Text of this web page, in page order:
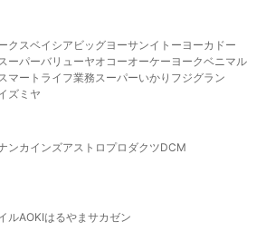
クスベイシア ビッグヨーサンイトーヨーカドー
ーパーバリューヤオコーオーケー ヨークベニマル
マート ライフ業務スーパーいかり フジグラン
ズミヤ
ンカインズアストロプロダクツDCM
ルAOKIはるやま サカゼン